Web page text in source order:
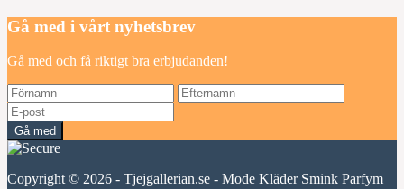
Gå med i vårt nyhetsbrev
Gå med och få riktigt bra erbjudanden!
Gå med
Copyright © 2026 - Tjejgallerian.se - Mode Kläder Smink Parfym